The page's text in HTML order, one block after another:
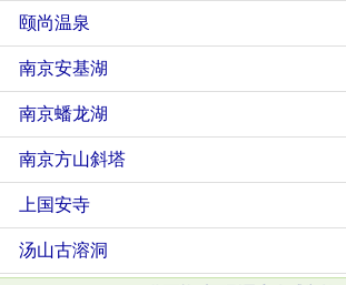
颐尚温泉
南京安基湖
南京蟠龙湖
南京方山斜塔
上国安寺
汤山古溶洞